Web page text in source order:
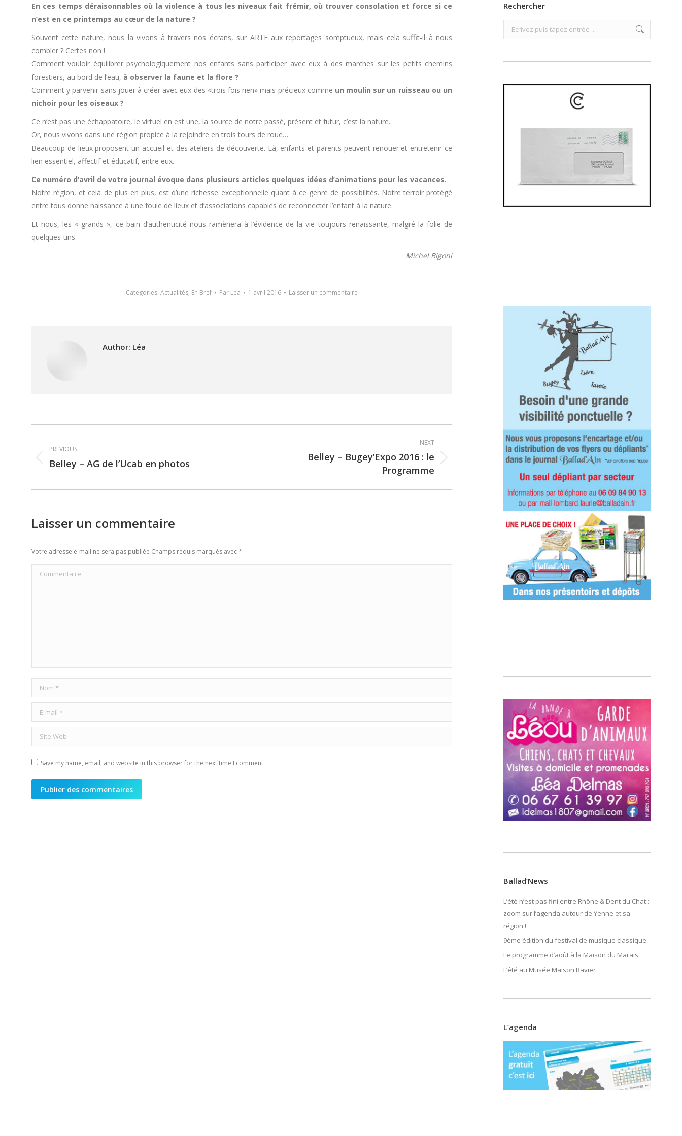
En ces temps déraisonnables où la violence à tous les niveaux fait frémir, où trouver consolation et force si ce
n’est en ce printemps au cœur de la nature ?
Souvent cette nature, nous la vivons à travers nos écrans, sur ARTE aux reportages somptueux, mais cela suffit-il à nous
combler ? Certes non !
Comment vouloir équilibrer psychologiquement nos enfants sans participer avec eux à des marches sur les petits chemins
forestiers, au bord de l’eau, à observer la faune et la flore ?
Comment y parvenir sans jouer à créer avec eux des «trois fois rien» mais précieux comme un moulin sur un ruisseau ou un
nichoir pour les oiseaux ?
Ce n’est pas une échappatoire, le virtuel en est une, la source de notre passé, présent et futur, c’est la nature.
Or, nous vivons dans une région propice à la rejoindre en trois tours de roue…
Beaucoup de lieux proposent un accueil et des ateliers de découverte. Là, enfants et parents peuvent renouer et entretenir ce
lien essentiel, affectif et éducatif, entre eux.
Ce numéro d’avril de votre journal évoque dans plusieurs articles quelques idées d’animations pour les vacances.
Notre région, et cela de plus en plus, est d’une richesse exceptionnelle quant à ce genre de possibilités. Notre terroir protégé
entre tous donne naissance à une foule de lieux et d’associations capables de reconnecter l’enfant à la nature.
Et nous, les « grands », ce bain d’authenticité nous ramènera à l’évidence de la vie toujours renaissante, malgré la folie de
quelques-uns.
Michel Bigoni
Categories: Actualités, En Bref Par Léa 1 avril 2016 Laisser un commentaire
Author: Léa
navigation
PREVIOUS
Previous
Belley – AG de l’Ucab en photos
NEXT
Belley – Bugey’Expo 2016 : le
Programme
Laisser un commentaire
Votre adresse e-mail ne sera pas publiée Champs requis marqués avec*
Commentaire
Nom *
E-mail *
Site Web
Save my name, email, and website in this browser for the next time I comment.
Publier des commentaires
Rechercher
Search:
Ballad’News
L’été n’est pas fini entre Rhône & Dent du Chat :
zoom sur l’agenda autour de Yenne et sa
région !
9ème édition du festival de musique classique
Le programme d’août à la Maison du Marais
L’été au Musée Maison Ravier
L’agenda